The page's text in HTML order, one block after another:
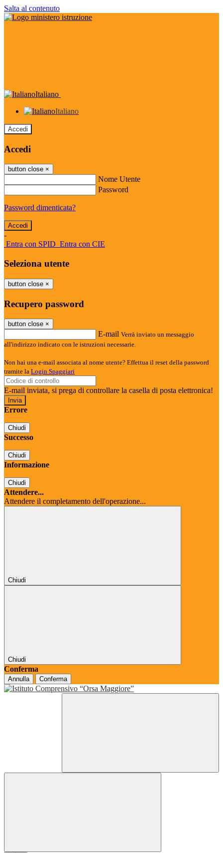
Salta al contenuto
Italiano
Italiano
Accedi
Accedi
button close ×
Nome Utente
Password
Password dimenticata?
-
Entra con SPID Entra con CIE
Seleziona utente
button close ×
Recupero password
button close ×
E-mail Verrà inviato un messaggio
all'indirizzo indicato con le istruzioni necessarie.
Non hai una e-mail associata al nome utente? Effettua il reset della password
tramite la Login Spaggiari
E-mail inviata, si prega di controllare la casella di posta elettronica!
Errore
Chiudi
Successo
Chiudi
Informazione
Chiudi
Attendere...
Attendere il completamento dell'operazione...
Chiudi
Chiudi
Conferma
Annulla Conferma